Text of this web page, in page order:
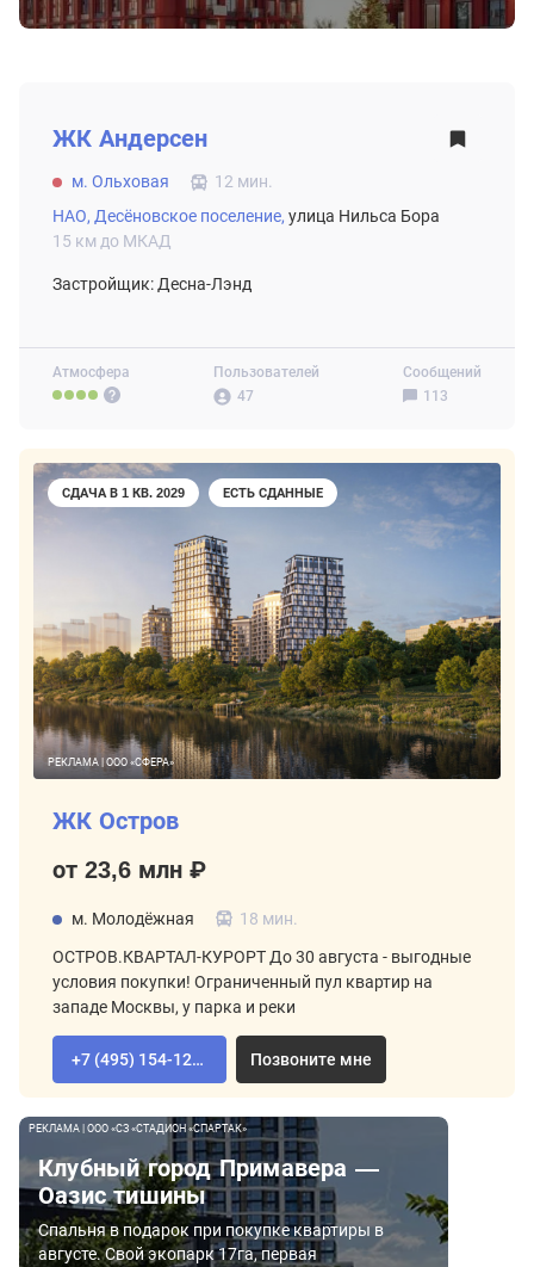
ВТОРИЧНЫЙ РЫНОК
Атмосфера
Пользователей
47
Сообщений
113
ЖК Андерсен
м. Ольховая
12 мин.
НАО, Десёновское поселение, улица Нильса Бора
15 км до МКАД
Застройщик: Десна-Лэнд
СДАЧА В 1 КВ. 2029 ЕСТЬ СДАННЫЕ
РЕКЛАМА | ООО «СФЕРА»
ЖК Остров
от 23,6 млн ₽
м. Молодёжная 18 мин.
ОСТРОВ.КВАРТАЛ-КУРОРТ До 30 августа - выгодные
условия покупки! Ограниченный пул квартир на
западе Москвы, у парка и реки
+7 (495) 154-12-80 Позвоните мне
РЕКЛАМА | ООО «СЗ «СТАДИОН «СПАРТАК»
Клубный город Примавера —
Оазис тишины
Спальня в подарок при покупке квартиры в
августе. Свой экопарк 17га, первая